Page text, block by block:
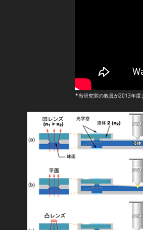
*当研究室の教員が2013年度